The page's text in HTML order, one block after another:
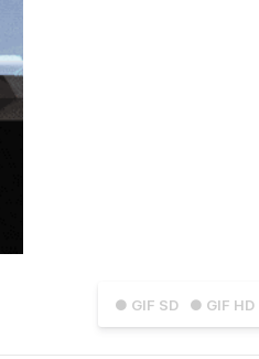
● GIF SD ● GIF HD